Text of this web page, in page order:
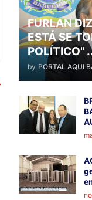
FURLAN
ESTÁ SE
POLÍTICO"
by PORTAL AQUI